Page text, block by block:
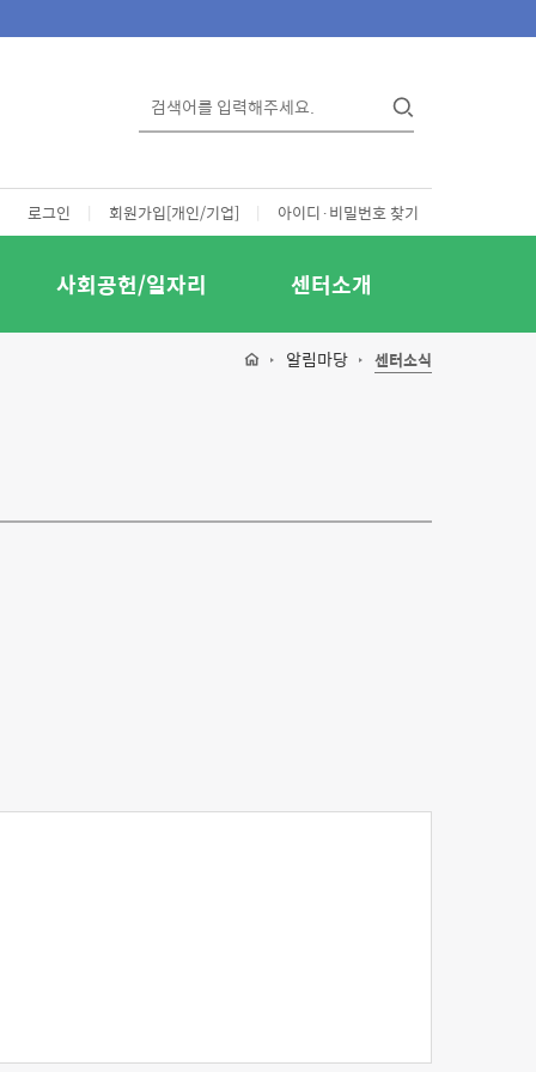
로그인 | 회원가입[개인/기업] | 아이디·비밀번호 찾기
사회공헌/일자리 센터소개
알림마당 센터소식